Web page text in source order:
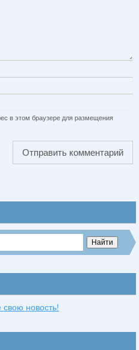
в этом браузере для размещения
свою новость!